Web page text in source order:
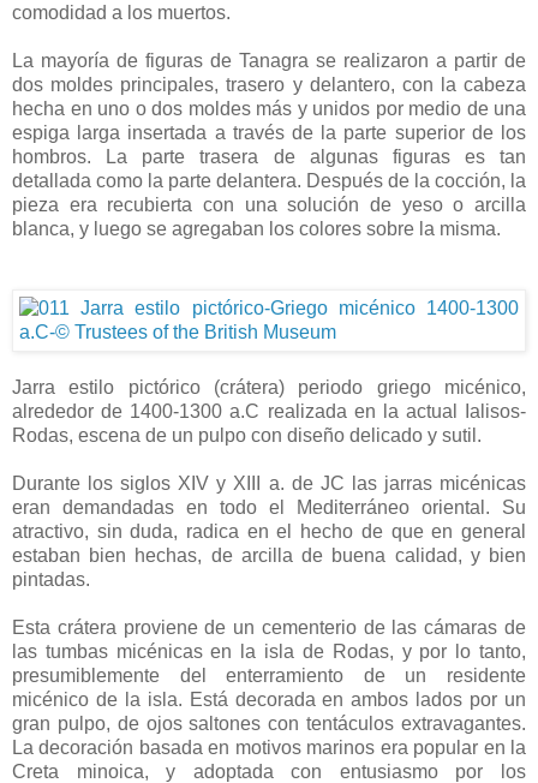
comodidad a los muertos.
La mayoría de figuras de Tanagra se realizaron a partir de
dos moldes principales, trasero y delantero, con la cabeza
hecha en uno o dos moldes más y unidos por medio de una
espiga larga insertada a través de la parte superior de los
hombros. La parte trasera de algunas figuras es tan
detallada como la parte delantera. Después de la cocción, la
pieza era recubierta con una solución de yeso o arcilla
blanca, y luego se agregaban los colores sobre la misma.
Jarra estilo pictórico (crátera) periodo griego micénico,
alrededor de 1400-1300 a.C realizada en la actual Ialisos-
Rodas, escena de un pulpo con diseño delicado y sutil.
Durante los siglos XIV y XIII a. de JC las jarras micénicas
eran demandadas en todo el Mediterráneo oriental. Su
atractivo, sin duda, radica en el hecho de que en general
estaban bien hechas, de arcilla de buena calidad, y bien
pintadas.
Esta crátera proviene de un cementerio de las cámaras de
las tumbas micénicas en la isla de Rodas, y por lo tanto,
presumiblemente del enterramiento de un residente
micénico de la isla. Está decorada en ambos lados por un
gran pulpo, de ojos saltones con tentáculos extravagantes.
La decoración basada en motivos marinos era popular en la
Creta minoica, y adoptada con entusiasmo por los